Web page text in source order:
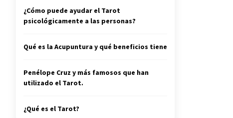
¿Cómo puede ayudar el Tarot
psicológicamente a las personas?
Qué es la Acupuntura y qué beneficios tiene
Penélope Cruz y más famosos que han
utilizado el Tarot.
¿Qué es el Tarot?